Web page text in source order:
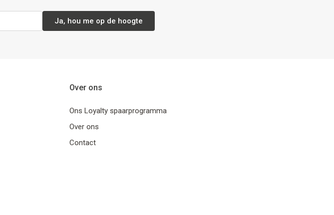
Ja, hou me op de hoogte
Over ons
Ons Loyalty spaarprogramma
Over ons
Contact